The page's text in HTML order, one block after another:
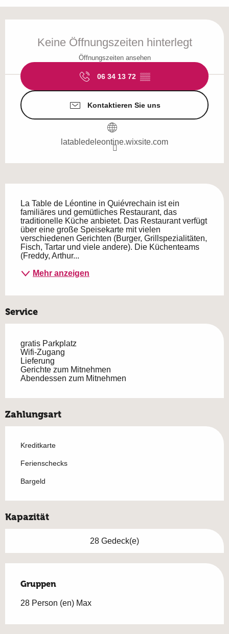
Keine Öffnungszeiten hinterlegt
Öffnungszeiten ansehen
06 34 13 72 ▒▒
Kontaktieren Sie uns
latabledeleontine.wixsite.com
La Table de Léontine in Quiévrechain ist ein
familiäres und gemütliches Restaurant, das
traditionelle Küche anbietet. Das Restaurant verfügt
über eine große Speisekarte mit vielen
verschiedenen Gerichten (Burger, Grillspezialitäten,
Fisch, Tartar und viele andere). Die Küchenteams
(Freddy, Arthur...
Mehr anzeigen
Service
gratis Parkplatz
Wifi-Zugang
Lieferung
Gerichte zum Mitnehmen
Abendessen zum Mitnehmen
Zahlungsart
Kreditkarte
Ferienschecks
Bargeld
Kapazität
28 Gedeck(e)
Gruppen
Gruppen
28 Person (en) Max